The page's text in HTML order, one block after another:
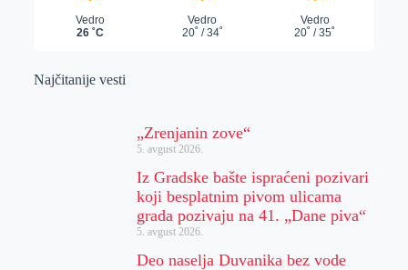
Najčitanije vesti
„Zrenjanin zove“
5. avgust 2026.
Iz Gradske bašte ispraćeni pozivari
koji besplatnim pivom ulicama
grada pozivaju na 41. „Dane piva“
5. avgust 2026.
Deo naselja Duvanika bez vode